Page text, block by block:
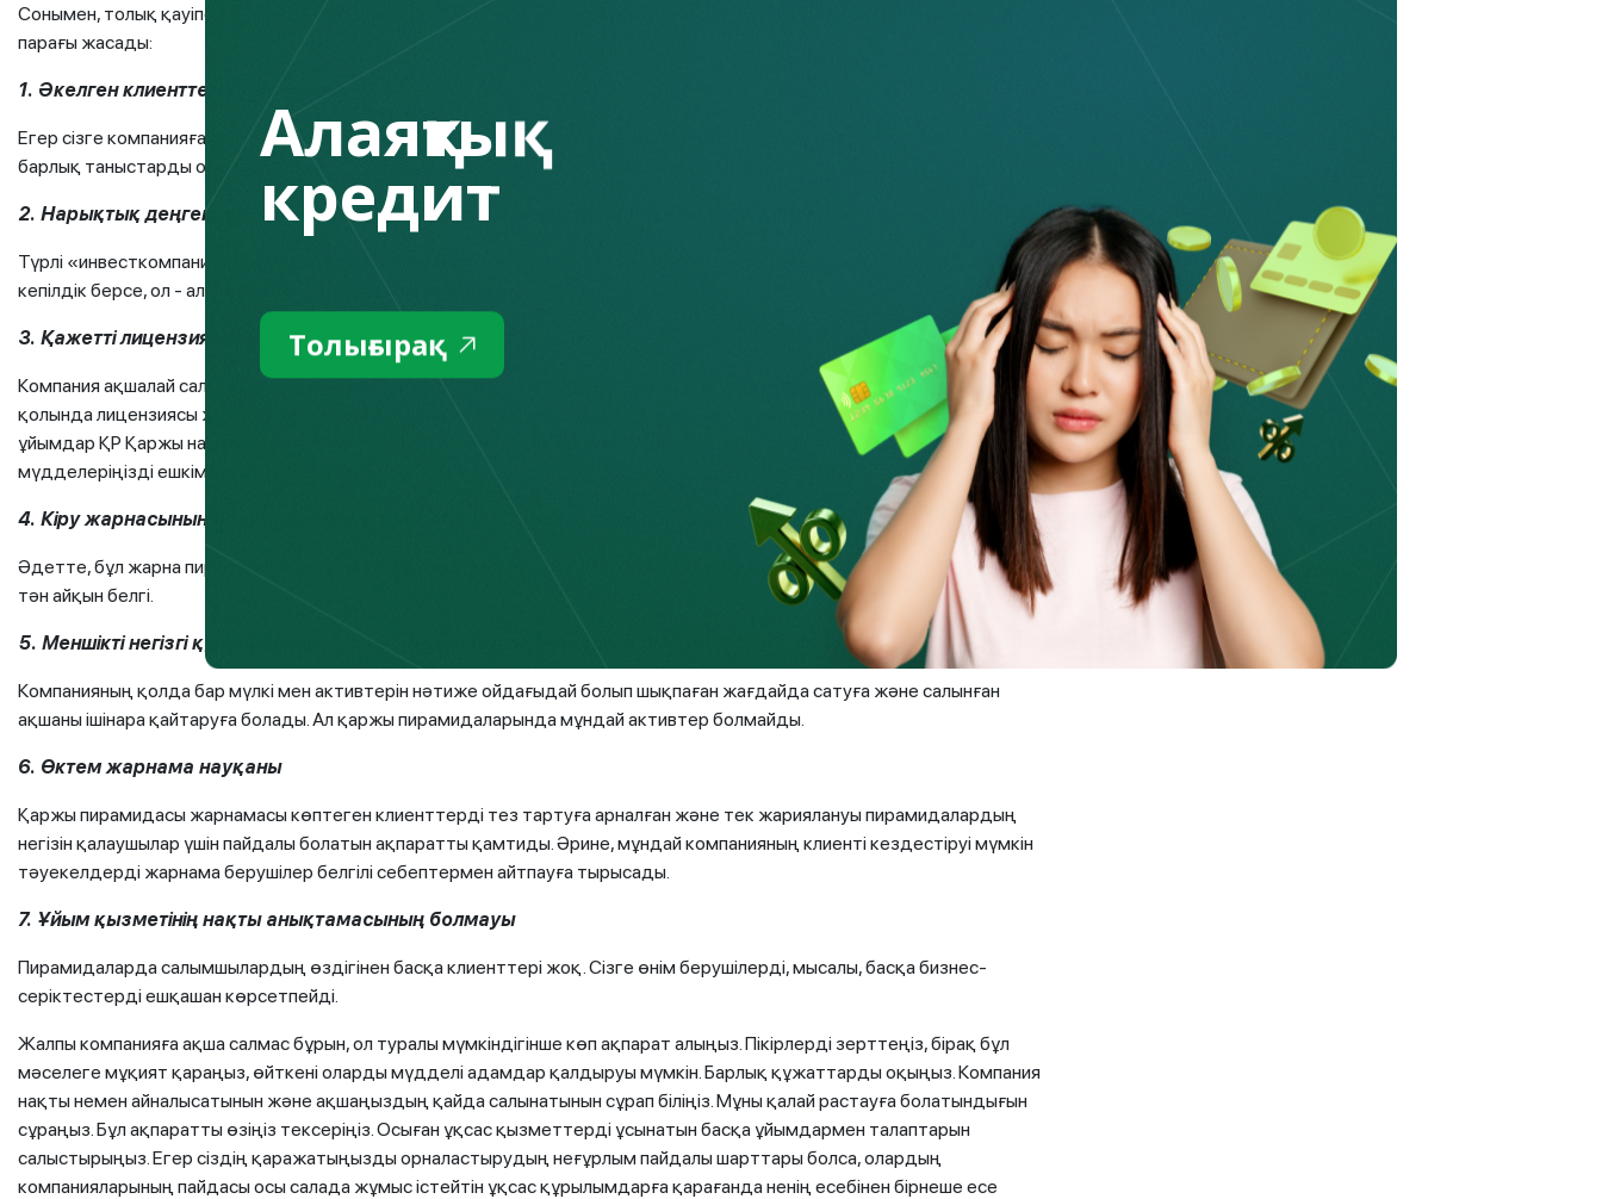
Сонымен, толық қауіпсіз болу үшін, Fingramota.kz сіз үшін қаржы пирамидасын анықтауға болатын белгілердің чек-
парағы жасады:
1. Әкелген клиенттер үшін сыйақы
Егер сізге компанияға әкелген әрбір клиент үшін қосымша ақы төлеуге уәде берілсе, бұл ақшаны салмау үшін және
барлық таныстарды осындай тәуекелді іс-шарадан бас тартқызу үшін жеткілікті негіз болып табылады.
2. Нарықтық деңгейден бірнеше рет асып түсетін жоғары кірістілікке кепілдік беру
Түрлі «инвесткомпаниялар» кірістілікке кепілдік бере алмайды, бұған заңнамалық тұрғыдан тыйым салынған. Егер біреу
кепілдік берсе, ол - алаяқ деген сөз. Басқаша болмайды!
3. Қажетті лицензиялардың болмауы
Компания ақшалай салымдарды халықтан тартады немесе қор нарықтарына инвестициялауды ұсынады, бірақ оның
қолында лицензиясы жоқ, бұл ретте онымен байланысу керегінің бар-жоғы жөнінде мықтап ойланыңыз. Мұндай
ұйымдар ҚР Қаржы нарығын реттеу және дамыту агенттігінің бақылауында емес, яғни сіздің құқықтарыңыз бен
мүдделеріңізді ешкім қорғай алмайды.
4. Кіру жарнасының болуы: ресімдеуге, оқытуға, акциялар және т.б. үшін
Әдетте, бұл жарна пирамиданы ұйымдастырушылардың негізгі кірісі болып табылады, сондай-ақ қаржы пирамидасына
тән айқын белгі.
5. Меншікті негізгі құралдардың, басқа да қымбат активтердің болмауы
Компанияның қолда бар мүлкі мен активтерін нәтиже ойдағыдай болып шықпаған жағдайда сатуға және салынған
ақшаны ішінара қайтаруға болады. Ал қаржы пирамидаларында мұндай активтер болмайды.
6. Өктем жарнама науқаны
Қаржы пирамидасы жарнамасы көптеген клиенттерді тез тартуға арналған және тек жариялануы пирамидалардың
негізін қалаушылар үшін пайдалы болатын ақпаратты қамтиды. Әрине, мұндай компанияның клиенті кездестіруі мүмкін
тәуекелдерді жарнама берушілер белгілі себептермен айтпауға тырысады.
7. Ұйым қызметінің нақты анықтамасының болмауы
Пирамидаларда салымшылардың өздігінен басқа клиенттері жоқ. Сізге өнім берушілерді, мысалы, басқа бизнес-
серіктестерді ешқашан көрсетпейді.
Жалпы компанияға ақша салмас бұрын, ол туралы мүмкіндігінше көп ақпарат алыңыз. Пікірлерді зерттеңіз, бірақ бұл
мәселеге мұқият қараңыз, өйткені оларды мүдделі адамдар қалдыруы мүмкін. Барлық құжаттарды оқыңыз. Компания
нақты немен айналысатынын және ақшаңыздың қайда салынатынын сұрап біліңіз. Мұны қалай растауға болатындығын
сұраңыз. Бұл ақпаратты өзіңіз тексеріңіз. Осыған ұқсас қызметтерді ұсынатын басқа ұйымдармен талаптарын
салыстырыңыз. Егер сіздің қаражатыңызды орналастырудың неғұрлым пайдалы шарттары болса, олардың
компанияларының пайдасы осы салада жұмыс істейтін ұқсас құрылымдарға қарағанда ненің есебінен бірнеше есе
Алаяқтық
кредит
Толығырақ